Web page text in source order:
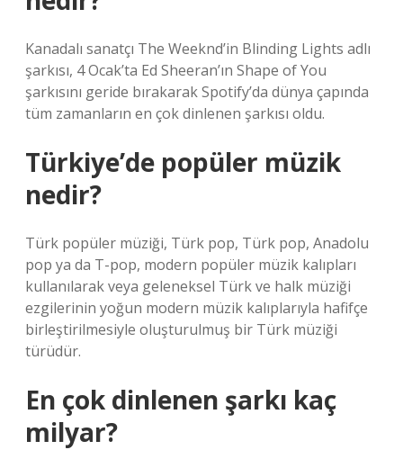
Kanadalı sanatçı The Weeknd’in Blinding Lights adlı
şarkısı, 4 Ocak’ta Ed Sheeran’ın Shape of You
şarkısını geride bırakarak Spotify’da dünya çapında
tüm zamanların en çok dinlenen şarkısı oldu.
Türkiye’de popüler müzik
nedir?
Türk popüler müziği, Türk pop, Türk pop, Anadolu
pop ya da T-pop, modern popüler müzik kalıpları
kullanılarak veya geleneksel Türk ve halk müziği
ezgilerinin yoğun modern müzik kalıplarıyla hafifçe
birleştirilmesiyle oluşturulmuş bir Türk müziği
türüdür.
En çok dinlenen şarkı kaç
milyar?